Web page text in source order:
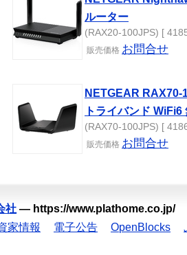
ルーター
(RAX20-100JPS) [
販売価格 お問合せ
NETGEAR
トライバンド
(RAX70-100JPS) [
販売価格 お問合せ
社 — https://www.plathome.co.jp/
家情報 電子公告 OpenBlocks